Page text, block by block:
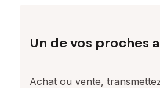
Un de vos proches
Achat ou vente,